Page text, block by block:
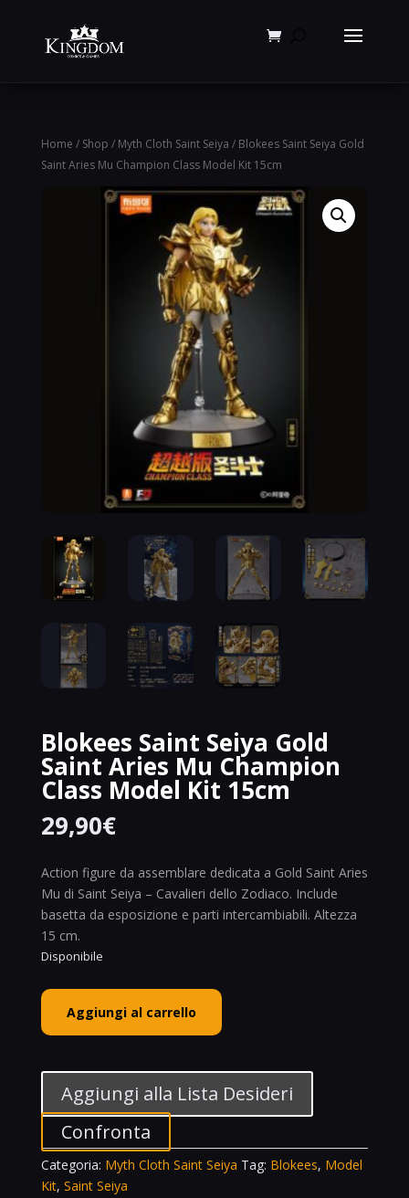
Home / Shop / Myth Cloth Saint Seiya / Blokees Saint Seiya Gold
Saint Aries Mu Champion Class Model Kit 15cm
Blokees Saint Seiya Gold
Saint Aries Mu Champion
Class Model Kit 15cm
29,90€
Action figure da assemblare dedicata a Gold Saint Aries
Mu di Saint Seiya – Cavalieri dello Zodiaco. Include
basetta da esposizione e parti intercambiabili. Altezza
15 cm.
Disponibile
Blokees
Saint
Seiya
Aries
Champion
Class
Model
Aggiungi al carrello
Aggiungi alla Lista Desideri
Confronta
Categoria: Myth Cloth Saint Seiya Tag: Blokees, Model
Kit, Saint Seiya